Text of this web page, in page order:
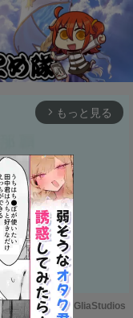
arrow_forward_ios もっと見る
Powered by GliaStudios